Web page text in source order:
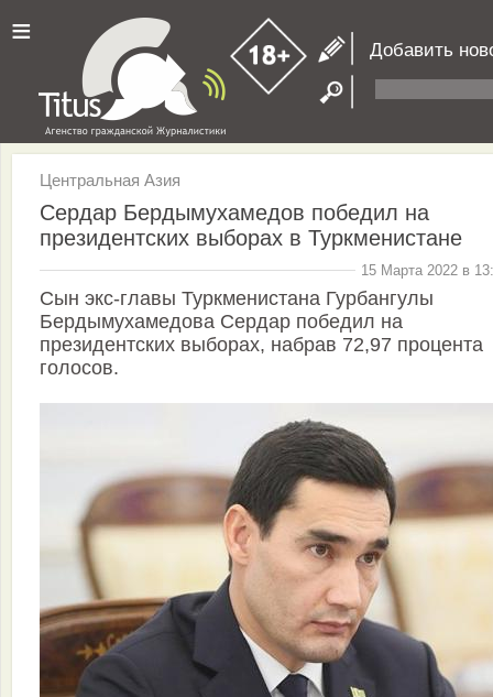
≡ Добавить
Центральная Азия
Сердар Бердымухамедов победил на
президентских выборах в Туркменистане
15 Марта 2022 в
Сын экс-главы Туркменистана Гурбангулы
Бердымухамедова Сердар победил на
президентских выборах, набрав 72,97 процента
голосов.